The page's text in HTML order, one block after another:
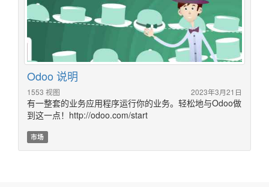
Odoo 说明
1553 视图 2023年3月21日
有一整套的业务应用程序运行你的业务。轻松地与Odoo做
到这一点！http://odoo.com/start
市场